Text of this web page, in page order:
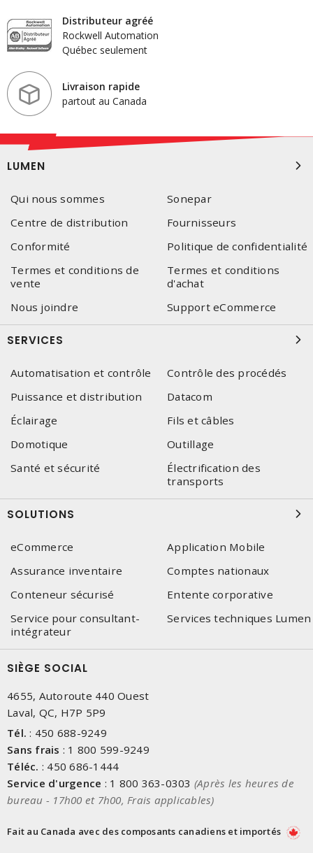
Distributeur agréé
Rockwell Automation
Québec seulement
Livraison rapide
partout au Canada
LUMEN
Qui nous sommes
Sonepar
Centre de distribution
Fournisseurs
Conformité
Politique de confidentialité
Termes et conditions de
vente
Termes et conditions
d'achat
Nous joindre
Support eCommerce
SERVICES
Automatisation et contrôle
Contrôle des procédés
Puissance et distribution
Datacom
Éclairage
Fils et câbles
Domotique
Outillage
Santé et sécurité
Électrification des
transports
SOLUTIONS
eCommerce
Application Mobile
Assurance inventaire
Comptes nationaux
Conteneur sécurisé
Entente corporative
Service pour consultant-
intégrateur
Services techniques Lumen
SIÈGE SOCIAL
4655, Autoroute 440 Ouest
Laval, QC, H7P 5P9
Tél. : 450 688-9249
Sans frais : 1 800 599-9249
Téléc. : 450 686-1444
Service d'urgence : 1 800 363-0303 (Après les heures de
bureau - 17h00 et 7h00, Frais applicables)
Fait au Canada avec des composants canadiens et importés